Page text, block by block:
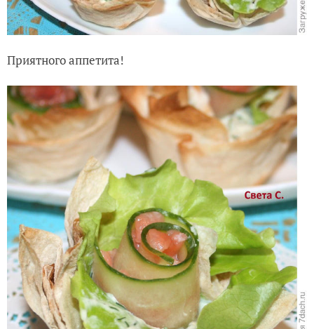
Приятного аппетита!